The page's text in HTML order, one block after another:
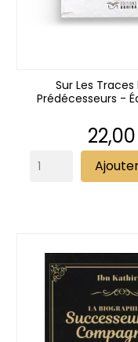
Sur Les Traces
Prédécesseurs -
Prix